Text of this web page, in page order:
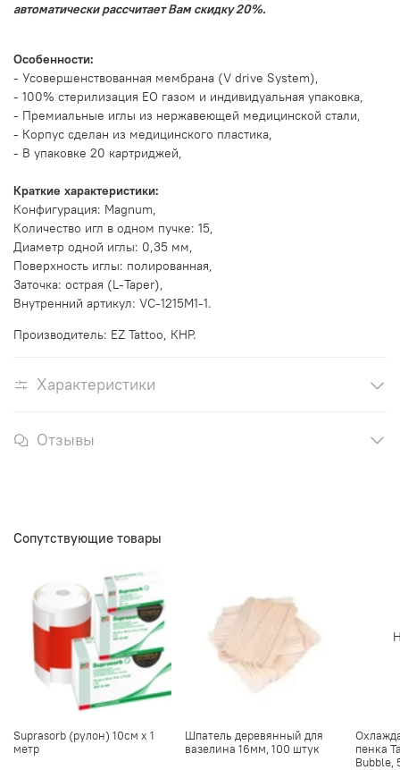
автоматически рассчитает Вам скидку 20%.
Особенности:
- Усовершенствованная мембрана (V drive System),
- 100% стерилизация EO газом и индивидуальная упаковка,
- Премиальные иглы из нержавеющей медицинской стали,
- Корпус сделан из медицинского пластика,
- В упаковке 20 картриджей,
Краткие характеристики:
Конфигурация: Magnum,
Количество игл в одном пучке: 15,
Диаметр одной иглы: 0,35 мм,
Поверхность иглы: полированная,
Заточка: острая (L-Taper),
Внутренний артикул: VC-1215M1-1.
Производитель: EZ Tattoo, КНР.
Характеристики
Отзывы
Сопутствующие товары
Suprasorb (рулон) 10см х 1
метр
Шпатель деревянный для
вазелина 16мм, 100 штук
пенка
Bubble,